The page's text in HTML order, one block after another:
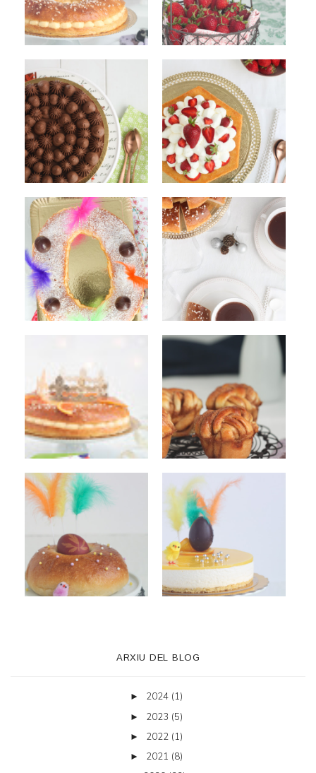
ARXIU DEL BLOG
► 2024 (1)
► 2023 (5)
► 2022 (1)
► 2021 (8)